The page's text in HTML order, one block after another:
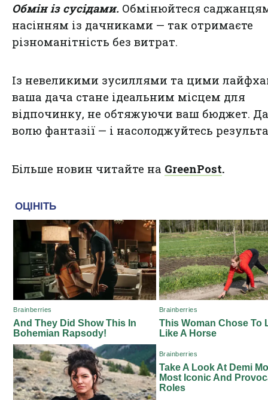
Обмін із сусідами. Обмінюйтеся
насінням із дачниками — так отримаєте
різноманітність без витрат.
Із невеликими зусиллями та цими
ваша дача стане ідеальним місцем для
відпочинку, не обтяжуючи ваш бюджет.
волю фантазії — і насолоджуйтесь
Більше новин читайте на GreenPost.